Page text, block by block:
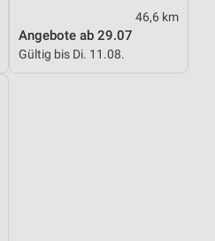
46,6 km
Angebote ab 29.07
Gültig bis Di. 11.08.